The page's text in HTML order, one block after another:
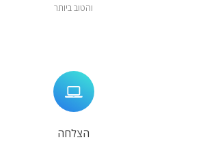
והטוב ביותר
הצלחה